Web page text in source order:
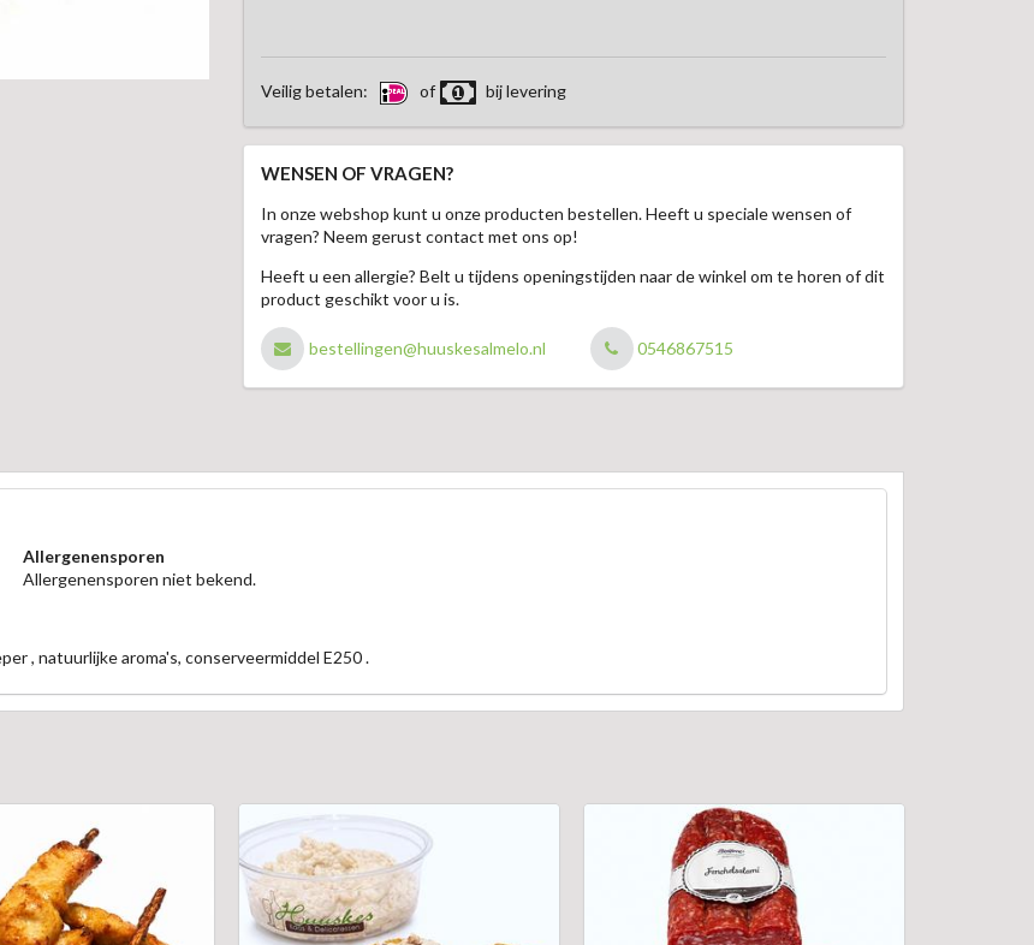
Veilig betalen: of bij levering
WENSEN OF VRAGEN?
In onze webshop kunt u onze producten bestellen. Heeft u speciale wensen of
vragen? Neem gerust contact met ons op!
Heeft u een allergie? Belt u tijdens openingstijden naar de winkel om te horen of dit
product geschikt voor u is.
bestellingen@huuskesalmelo.nl 0546867515
Allergenensporen
Allergenensporen niet bekend.
, natuurlijke aroma's, conserveermiddel E250 .